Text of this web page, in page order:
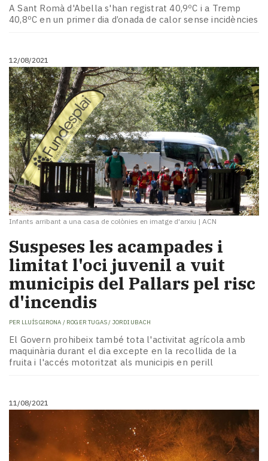
A Sant Romà d'Abella s'han registrat 40,9ºC i a Tremp
40,8ºC en un primer dia d’onada de calor sense incidències
12/08/2021
Infants arribant a una casa de colònies en imatge d'arxiu | ACN
Suspeses les acampades i
limitat l'oci juvenil a vuit
municipis del Pallars pel risc
d'incendis
PER LLUÍS GIRONA / ROGER TUGAS / JORDI UBACH
El Govern prohibeix també tota l'activitat agrícola amb
maquinària durant el dia excepte en la recollida de la
fruita i l'accés motoritzat als municipis en perill
11/08/2021